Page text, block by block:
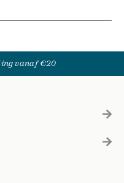
vanaf €20